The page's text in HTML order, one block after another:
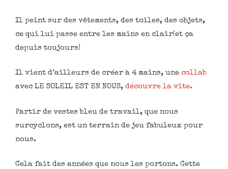
Il peint sur des vêtements, des toiles, des objets,
ce qui lui passe entre les mains en clair(et ça
depuis toujours)
Il vient d’ailleurs de créer à 4 mains, une collab
avec LE SOLEIL EST EN NOUS, découvre la vite.
Partir de vestes bleu de travail, que nous
surcyclons, est un terrain de jeu fabuleux pour
nous.
Cela fait des années que nous les portons. Cette